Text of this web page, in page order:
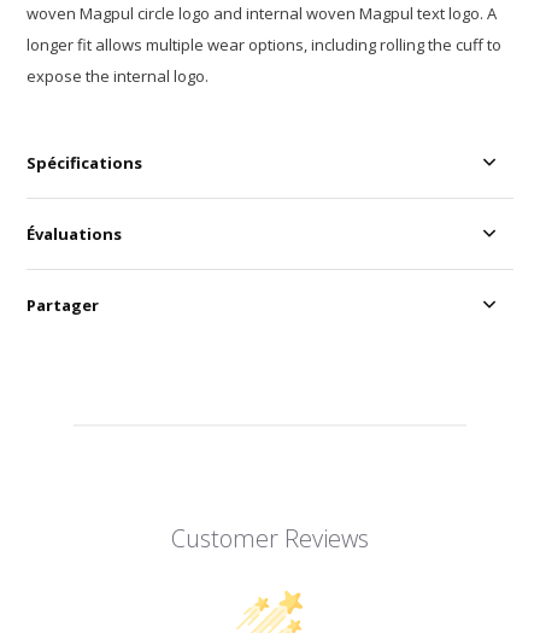
woven Magpul circle logo and internal woven Magpul text logo. A
longer fit allows multiple wear options, including rolling the cuff to
expose the internal logo.
Spécifications
Customer Reviews
Évaluations
Partager